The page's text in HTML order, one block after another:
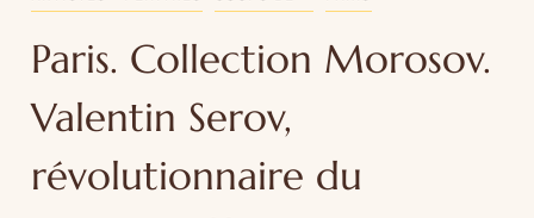
Paris. Collection Morosov.
Valentin Serov,
révolutionnaire du